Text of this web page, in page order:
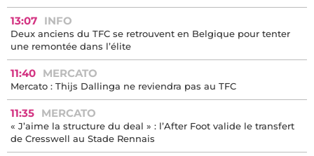
13:07 INFO
Deux anciens du TFC se retrouvent en Belgique pour tenter
une remontée dans l’élite
11:40 MERCATO
Mercato : Thijs Dallinga ne reviendra pas au TFC
11:35 MERCATO
« J’aime la structure du deal » : l’After Foot valide le transfert
de Cresswell au Stade Rennais